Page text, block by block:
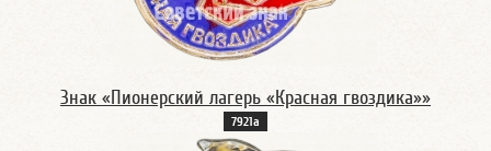
Знак «Пионерский лагерь «Красная гвоздика»»
7921а